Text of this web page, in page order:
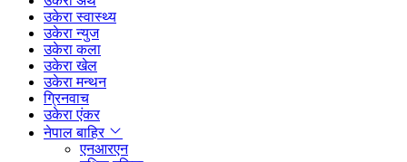
उकेरा स्वास्थ्य
उकेरा न्युज
उकेरा कला
उकेरा खेल
उकेरा मन्थन
ग्रिनवाच
उकेरा एंकर
नेपाल बाहिर
एनआरएन